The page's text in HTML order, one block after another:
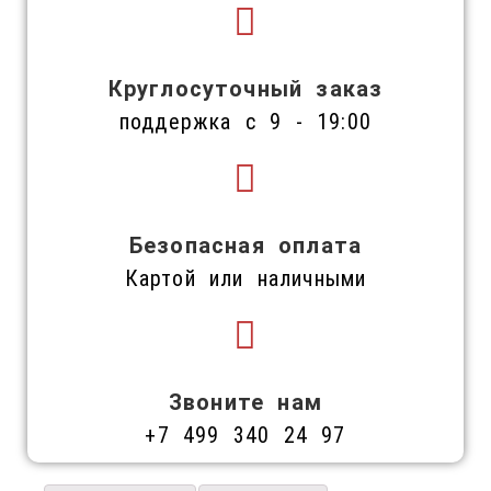
Круглосуточный заказ
поддержка с 9 - 19:00
Безопасная оплата
Картой или наличными
Звоните нам
+7 499 340 24 97